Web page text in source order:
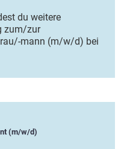
du weitere
zum/zur
mann (m/w/d) bei
(m/w/d)